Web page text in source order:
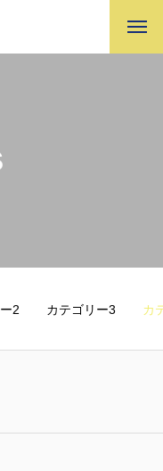
2 カテゴリー3 カ